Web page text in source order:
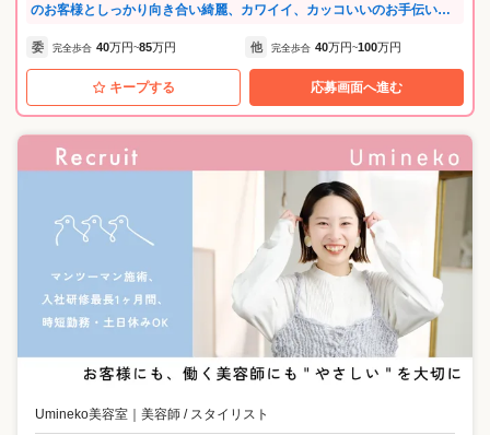
のお客様としっかり向き合い綺麗、カワイイ、カッコいいのお手伝いを
は一切ありません。 プライベートの時間も大切にしながら素敵な美容師
ライフ一緒にやりましょう☆ 働き方に応じた保証給もありますので詳細
はサロン見学時にご説明します^^ 見学だけでもお気軽にお待ちしており
ます♪
委 完全歩合 40万円~85万円 他 完全歩合 40万円~100万円
キープする 応募画面へ進む
Umineko美容室 ｜ 美容師 / スタイリスト